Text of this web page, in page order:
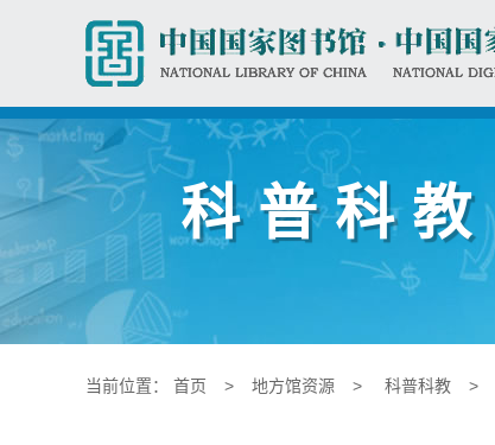
科普科教
当前位置： 首页 > 地方馆资源 > 科普科教 >